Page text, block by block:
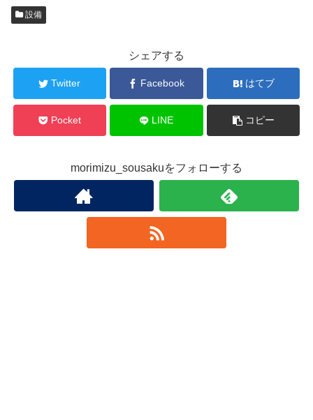
設備
シェアする
Twitter Facebook はてブ
Pocket LINE コピー
morimizu_sousakuをフォローする